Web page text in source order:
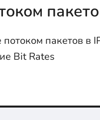
пакетов в
Bit Rates